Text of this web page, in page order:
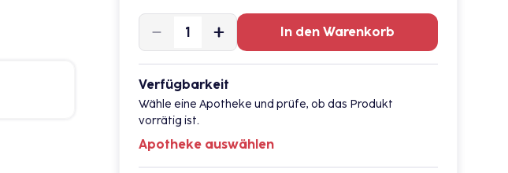
In den Warenkorb
Verfügbarkeit
Wähle eine Apotheke und prüfe, ob das Produkt
vorrätig ist.
Apotheke auswählen